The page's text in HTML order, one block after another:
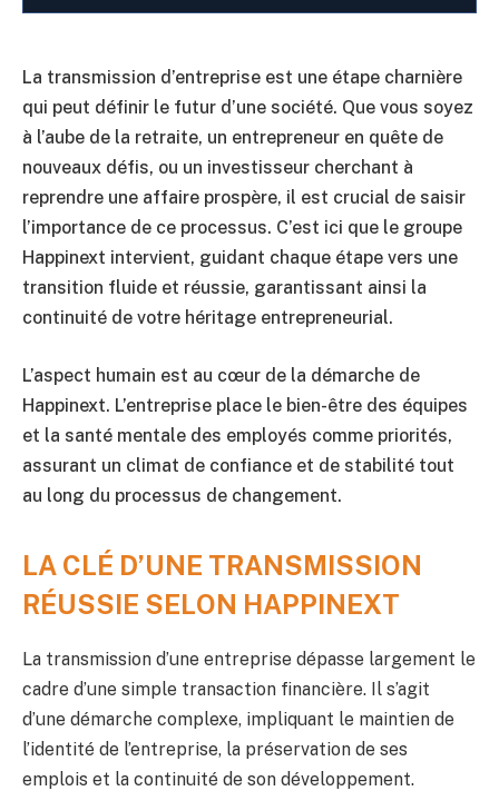
La transmission d’entreprise est une étape charnière
qui peut définir le futur d’une société. Que vous soyez
à l’aube de la retraite, un entrepreneur en quête de
nouveaux défis, ou un investisseur cherchant à
reprendre une affaire prospère, il est crucial de saisir
l’importance de ce processus. C’est ici que le groupe
Happinext intervient, guidant chaque étape vers une
transition fluide et réussie, garantissant ainsi la
continuité de votre héritage entrepreneurial.
L’aspect humain est au cœur de la démarche de
Happinext. L’entreprise place le bien-être des équipes
et la santé mentale des employés comme priorités,
assurant un climat de confiance et de stabilité tout
au long du processus de changement.
LA CLÉ D’UNE TRANSMISSION
RÉUSSIE SELON HAPPINEXT
La transmission d’une entreprise dépasse largement le
cadre d’une simple transaction financière. Il s’agit
d’une démarche complexe, impliquant le maintien de
l’identité de l’entreprise, la préservation de ses
emplois et la continuité de son développement.